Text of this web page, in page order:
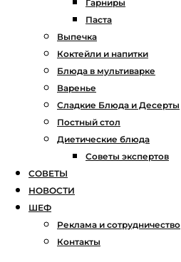
Гарниры
Паста
Выпечка
Коктейли и напитки
Блюда в мультиварке
Варенье
Сладкие Блюда и Десерты
Постный стол
Диетические блюда
Советы экспертов
СОВЕТЫ
НОВОСТИ
ШЕФ
Реклама и сотрудничество
Контакты